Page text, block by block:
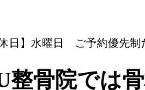
骨院では